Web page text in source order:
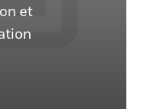
et